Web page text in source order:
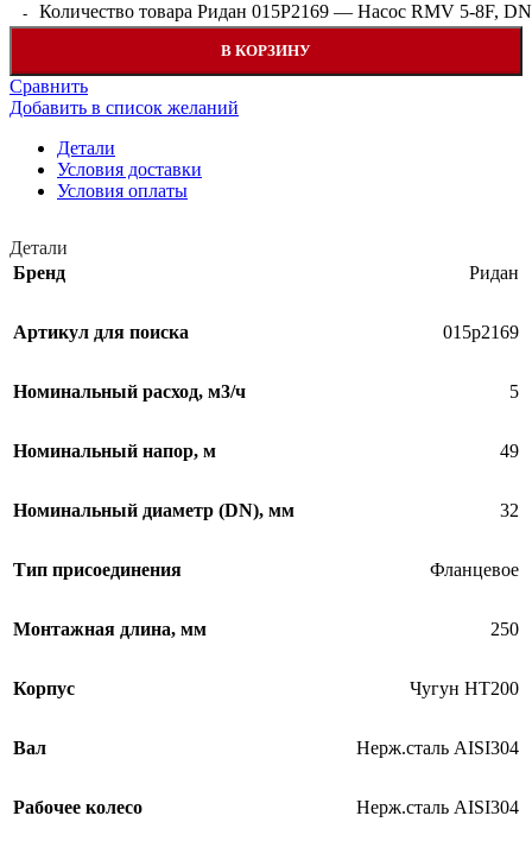
Количество товара Ридан 015P2169 — Насос RMV 5-8F,
В КОРЗИНУ
Сравнить
Добавить в список желаний
Детали
Условия доставки
Условия оплаты
Детали
Бренд
Ридан
Артикул для поиска 015р2169
Номинальный расход, м3/ч 5
Номинальный напор, м 49
Номинальный диаметр (DN), мм 32
Тип присоединения Фланцевое
Монтажная длина, мм 250
Корпус Чугун HT200
Вал Нерж.сталь AISI304
Рабочее колесо Нерж.сталь AISI304